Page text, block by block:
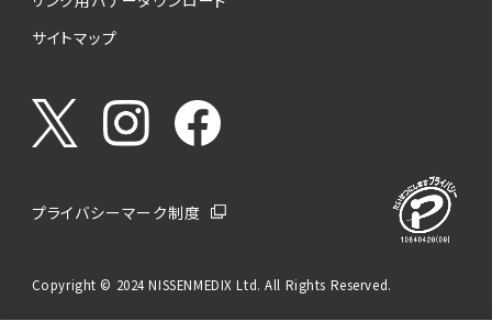
サイトマップ
プライバシーマーク制度
Copyright © 2024 NISSENMEDIX Ltd. All Rights Reserved.